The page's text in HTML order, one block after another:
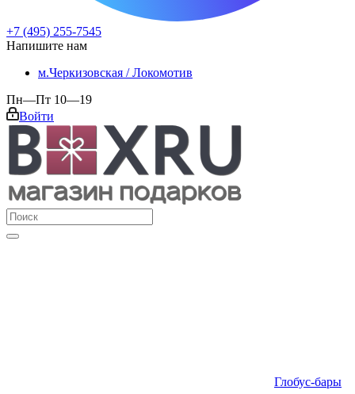
+7 (495) 255-7545
Напишите нам
м.Черкизовская / Локомотив
Пн—Пт 10—19
Войти
Глобус-бары